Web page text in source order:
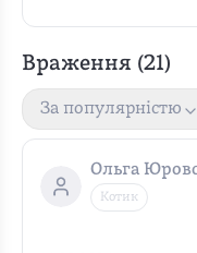
Враження (21)
За популярністю
Ольга
Котик